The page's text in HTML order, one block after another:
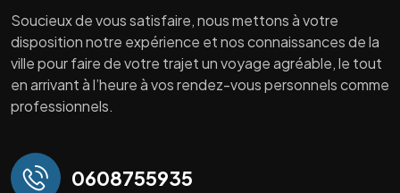
Soucieux de vous satisfaire, nous mettons à votre
disposition notre expérience et nos connaissances de la
ville pour faire de votre trajet un voyage agréable, le tout
en arrivant à l’heure à vos rendez-vous personnels comme
professionnels.
0608755935